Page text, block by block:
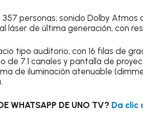
personas; sonido Dolby Atmos
láser de última generación, con
tipo auditorio, con 16 filas de
de 7.1 canales y pantalla de
de iluminación atenuable
WHATSAPP DE UNO TV? Da clic